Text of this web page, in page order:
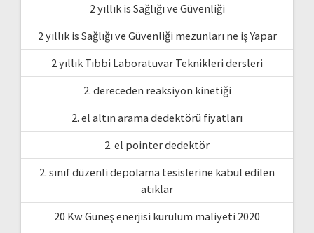
2 yıllık is Sağlığı ve Güvenliği
2 yıllık is Sağlığı ve Güvenliği mezunları ne iş Yapar
2 yıllık Tıbbi Laboratuvar Teknikleri dersleri
2. dereceden reaksiyon kinetiği
2. el altın arama dedektörü fiyatları
2. el pointer dedektör
2. sınıf düzenli depolama tesislerine kabul edilen
atıklar
20 Kw Güneş enerjisi kurulum maliyeti 2020